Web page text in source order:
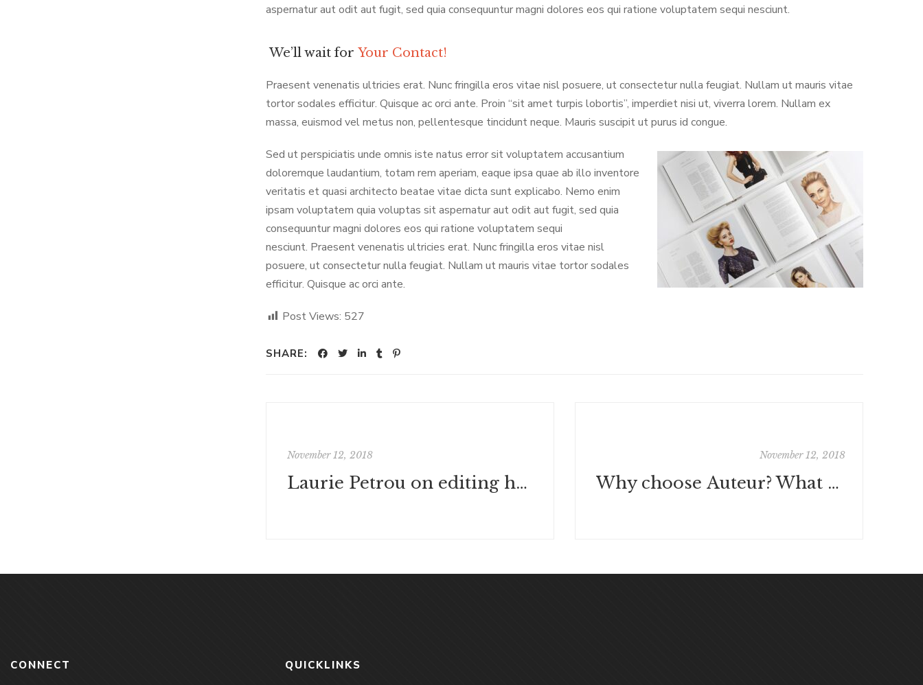
aspernatur aut odit aut fugit, sed quia consequuntur magni dolores eos qui ratione voluptatem sequi nesciunt.
We’ll wait for Your Contact!
Praesent venenatis ultricies erat. Nunc fringilla eros vitae nisl posuere, ut consectetur nulla feugiat. Nullam ut mauris vitae
tortor sodales efficitur. Quisque ac orci ante. Proin “sit amet turpis lobortis”, imperdiet nisi ut, viverra lorem. Nullam ex
massa, euismod vel metus non, pellentesque tincidunt neque. Mauris suscipit ut purus id congue.
Sed ut perspiciatis unde omnis iste natus error sit voluptatem accusantium
doloremque laudantium, totam rem aperiam, eaque ipsa quae ab illo inventore
veritatis et quasi architecto beatae vitae dicta sunt explicabo. Nemo enim
ipsam voluptatem quia voluptas sit aspernatur aut odit aut fugit, sed quia
consequuntur magni dolores eos qui ratione voluptatem sequi
nesciunt. Praesent venenatis ultricies erat. Nunc fringilla eros vitae nisl
posuere, ut consectetur nulla feugiat. Nullam ut mauris vitae tortor sodales
efficitur. Quisque ac orci ante.
Post Views: 527
SHARE:
November 12, 2018
Laurie Petrou on editing her debut novel
November 12, 2018
Why choose Auteur? What do we have?
CONNECT QUICKLINKS